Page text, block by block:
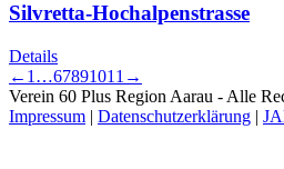
Silvretta-Hochalpenstrasse
Details
← 1 …67891011 →
Verein 60 Plus Region Aarau - Alle
Impressum | Datenschutzerklärung |